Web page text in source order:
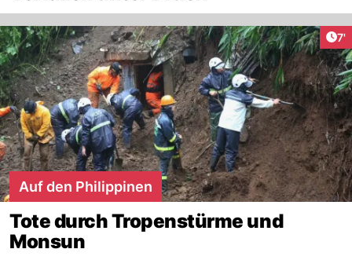
7'
Auf den Philippinen
Tote durch Tropenstürme und
Monsun